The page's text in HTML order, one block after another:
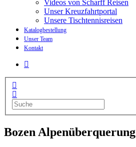
Videos von Scharff Reisen
Unser Kreuzfahrtportal
Unsere Tischtennisreisen
Katalogbestellung
Unser Team
Kontakt
Bozen Alpenüberquerung